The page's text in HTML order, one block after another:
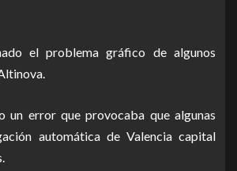
el problema gráfico de algunos
un error que provocaba que algunas
automática de Valencia capital